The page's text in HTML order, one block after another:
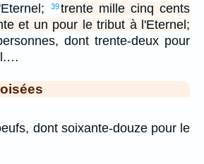
39trente mille cinq cents
et un pour le tribut à l'Eternel;
dont trente-deux pour
dont soixante-douze pour le